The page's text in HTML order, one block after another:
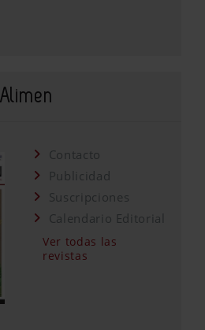
Contacto
Publicidad
Suscripciones
Calendario Editorial
Ver todas las
revistas